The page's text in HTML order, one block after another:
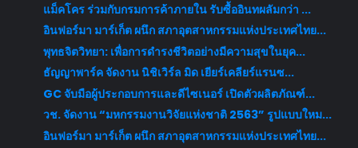
แม็คโคร ร่วมกับกรมการค้าภายใน รับซื้ออินทผลัมกว่า ...
อินฟอร์มา มาร์เก็ต ผนึก สภาอุตสาหกรรมแห่งประเทศไทย...
พุทธจิตวิทยา: เพื่อการดำรงชีวิตอย่างมีความสุขในยุค...
ธัญญาพาร์ค จัดงาน นิชิเวิร์ล มิด เยียร์เคลียร์แรนซ...
GC จับมือผู้ประกอบการและดีไซเนอร์ เปิดตัวผลิตภัณฑ์...
วช. จัดงาน “มหกรรมงานวิจัยแห่งชาติ 2563” รูปแบบใหม...
อินฟอร์มา มาร์เก็ต ผนึก สภาอุตสาหกรรมแห่งประเทศไทย...